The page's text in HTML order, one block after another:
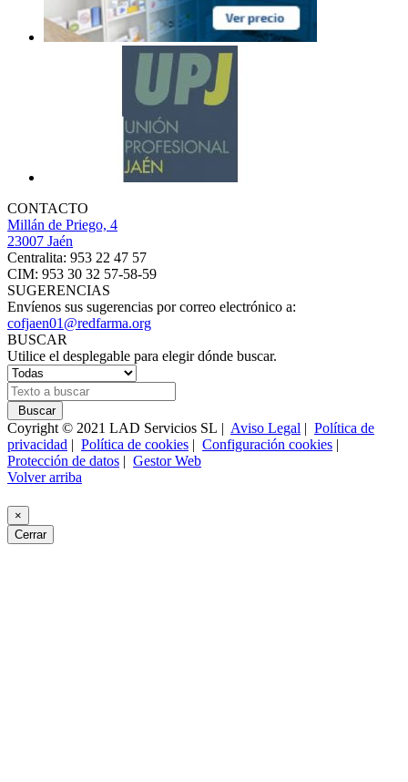
CONTACTO
Millán de Priego, 4
23007 Jaén
Centralita: 953 22 47 57
CIM: 953 30 32 57-58-59
SUGERENCIAS
Envíenos sus sugerencias por correo electrónico a:
cofjaen01@redfarma.org
BUSCAR
Utilice el desplegable para elegir dónde buscar.
Buscar
Coyright © 2021 LAD Servicios SL | Aviso Legal | Política de
privacidad | Política de cookies | Configuración cookies |
Protección de datos | Gestor Web
Volver arriba
×
Cerrar